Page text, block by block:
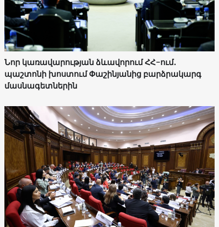
Նոր կառավարության ձևավորում ՀՀ-ում․
պաշտոնի խոստում Փաշինյանից բարձրակարգ
մասնագետներին